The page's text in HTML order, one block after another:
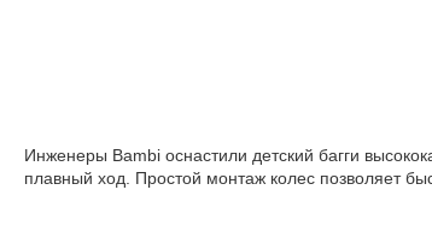
Инженеры Bambi оснастили детский багги
плавный ход. Простой монтаж колес позволяет